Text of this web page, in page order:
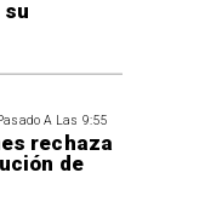
su
A Las 9:55
rechaza
de